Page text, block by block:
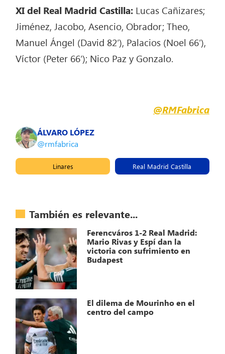
XI del Real Madrid Castilla: Lucas Cañizares;
Jiménez, Jacobo, Asencio, Obrador; Theo,
Manuel Ángel (David 82′), Palacios (Noel 66′),
Víctor (Peter 66′); Nico Paz y Gonzalo.
@RMFabrica
ÁLVARO LÓPEZ
@rmfabrica
Linares Real Madrid Castilla
También es relevante...
Ferencváros 1-2 Real Madrid:
Mario Rivas y Espí dan la
victoria con sufrimiento en
Budapest
El dilema de Mourinho en el
centro del campo